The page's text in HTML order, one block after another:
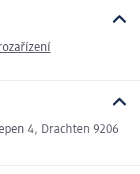
4, Drachten 9206